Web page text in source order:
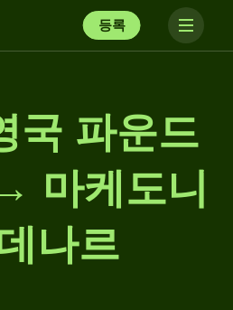
등록
국 파운드
마케도니
나르